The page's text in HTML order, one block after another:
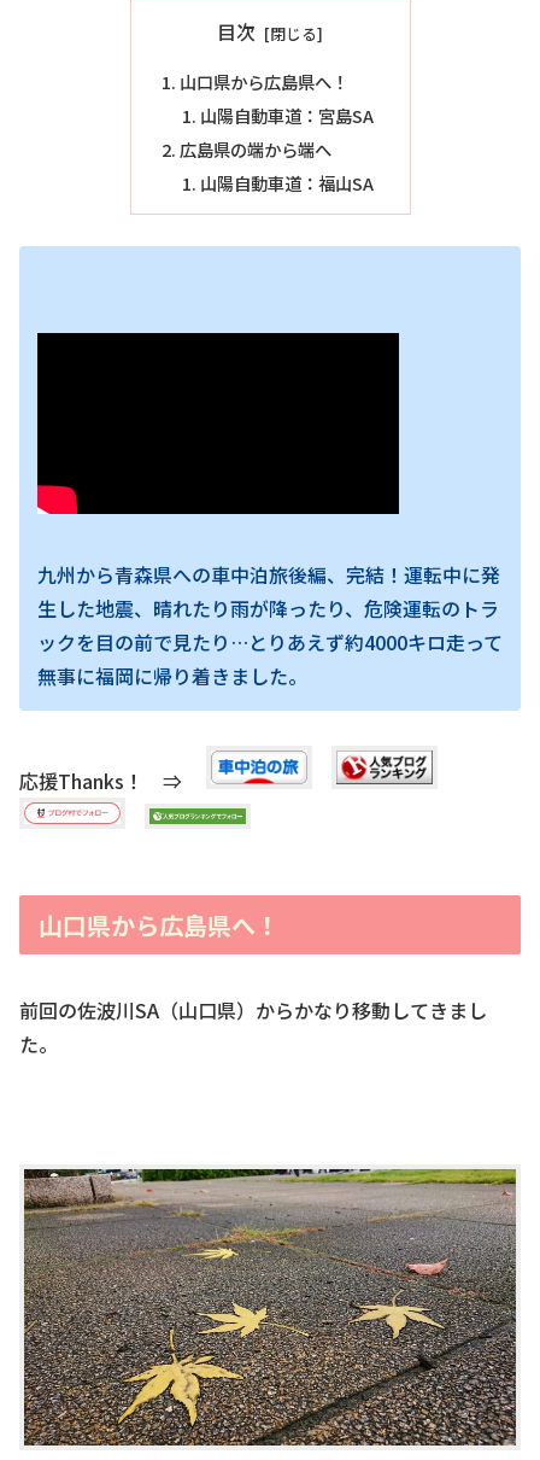
目次
山口県から広島県へ！
山陽自動車道：宮島SA
広島県の端から端へ
山陽自動車道：福山SA
九州から青森県への車中泊旅後編、完結！運転中に発
生した地震、晴れたり雨が降ったり、危険運転のトラ
ックを目の前で見たり…とりあえず約4000キロ走って
無事に福岡に帰り着きました。
応援Thanks！ ⇒
山口県から広島県へ！
前回の佐波川SA（山口県）からかなり移動してきまし
た。